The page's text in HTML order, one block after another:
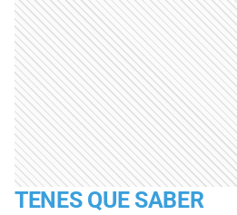
TENES QUE SABER